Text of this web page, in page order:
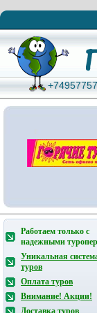
Работаем только с
надежными
Уникальная
туров
Оплата туров
Внимание! Акции!
Доставка туров